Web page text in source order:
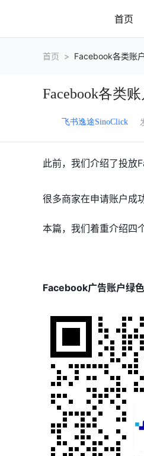
首页
营
首页 > Facebook各类账
Facebook各类
飞书逸途SinoClick
此前，我们介绍了投放
很多商家在申请账户成
本篇，我们着重介绍四
Facebook广告账户绿